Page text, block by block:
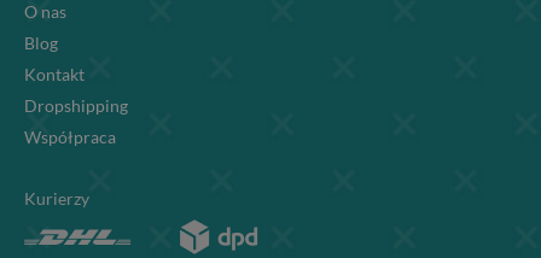
O nas
Blog
Kontakt
Dropshipping
Współpraca
Kurierzy